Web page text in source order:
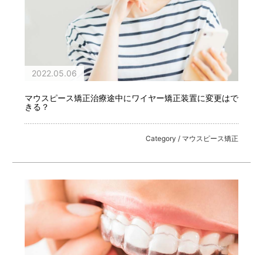
2022.05.06
マウスピース矯正治療途中にワイヤー矯正装置に変更はで
きる？
Category / マウスピース矯正